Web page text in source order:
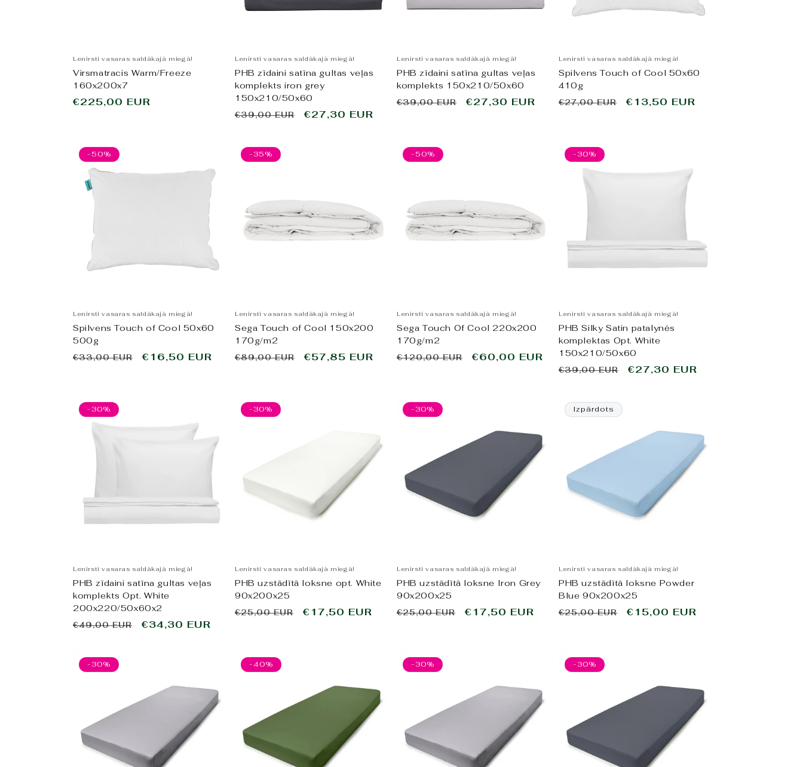
Lenirsti vasaras saldākajā miegā!
Virsmatracis Warm/Freeze
160x200x7
Parastā
€225,00 EUR
Lenirsti vasaras saldākajā miegā!
PHB zīdaini satīna gultas veļas
komplekts iron grey
150x210/50x60
Parastā
€39,00 EUR
Pārdošanas
€27,30 EUR
Lenirsti vasaras saldākajā miegā!
PHB zīdaini satīna gultas veļas
komplekts 150x210/50x60
Parastā
€39,00 EUR
Pārdošanas
€27,30 EUR
Lenirsti vasaras saldākajā miegā!
Spilvens Touch of Cool 50x60
410g
Parastā
€27,00 EUR
Pārdošanas
€13,50 EUR
-50%
Lenirsti vasaras saldākajā miegā!
Spilvens Touch of Cool 50x60
500g
Parastā
€33,00 EUR
Pārdošanas
€16,50 EUR
-35%
Lenirsti vasaras saldākajā miegā!
Sega Touch of Cool 150x200
170g/m2
Parastā
€89,00 EUR
Pārdošanas
€57,85 EUR
-50%
Lenirsti vasaras saldākajā miegā!
Sega Touch Of Cool 220x200
170g/m2
Parastā
€120,00 EUR
Pārdošanas
€60,00 EUR
-30%
Lenirsti vasaras saldākajā miegā!
PHB Silky Satin patalynės
komplektas Opt. White
150x210/50x60
Parastā
€39,00 EUR
Pārdošanas
€27,30 EUR
-30%
Lenirsti vasaras saldākajā miegā!
PHB zīdaini satīna gultas veļas
komplekts Opt. White
200x220/50x60x2
Parastā
€49,00 EUR
Pārdošanas
€34,30 EUR
-30%
Lenirsti vasaras saldākajā miegā!
PHB uzstādītā loksne opt. White
90x200x25
Parastā
€25,00 EUR
Pārdošanas
€17,50 EUR
-30%
Lenirsti vasaras saldākajā miegā!
PHB uzstādītā loksne Iron Grey
90x200x25
Parastā
€25,00 EUR
Pārdošanas
€17,50 EUR
Izpārdots
Lenirsti vasaras saldākajā miegā!
PHB uzstādītā loksne Powder
Blue 90x200x25
Parastā
€25,00 EUR
Pārdošanas
€15,00 EUR
-30% -40% -30% -30%